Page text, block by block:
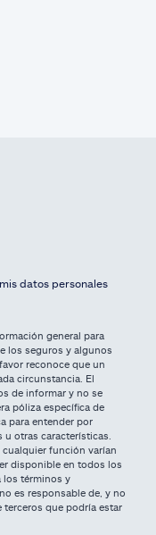
datos personales
general para
los seguros y algunos
reconoce que un
circunstancia. El
de informar y no se
póliza específica de
para entender por
otras características.
función varían
disponible en todos los
los términos y
es responsable de, y no
que podría estar